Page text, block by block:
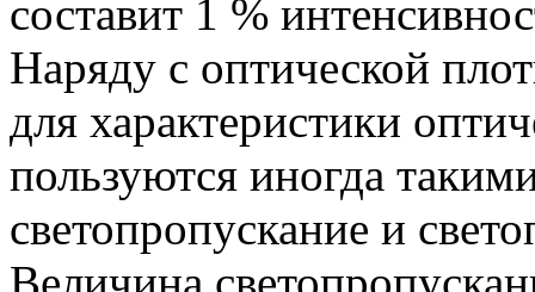
составит 1 %
Наряду с оптической
для характеристики
пользуются иногда
светопропускание и
Величина